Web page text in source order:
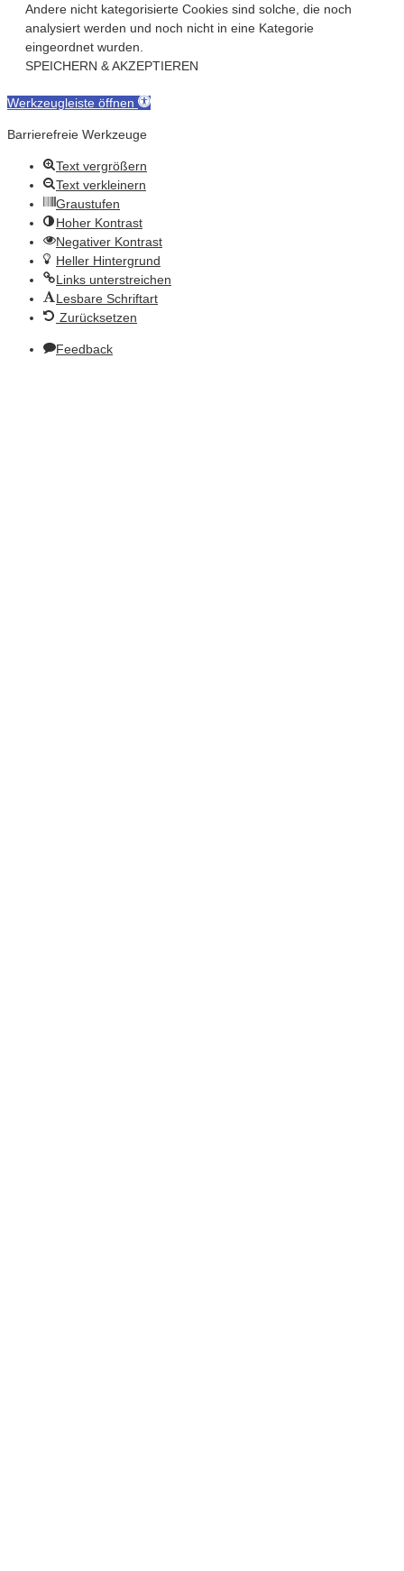
Andere nicht kategorisierte Cookies sind solche, die noch
analysiert werden und noch nicht in eine Kategorie
eingeordnet wurden.
SPEICHERN & AKZEPTIEREN
Werkzeugleiste öffnen
Barrierefreie Werkzeuge
Text vergrößern
Text verkleinern
Graustufen
Hoher Kontrast
Negativer Kontrast
Heller Hintergrund
Links unterstreichen
Lesbare Schriftart
Zurücksetzen
Feedback